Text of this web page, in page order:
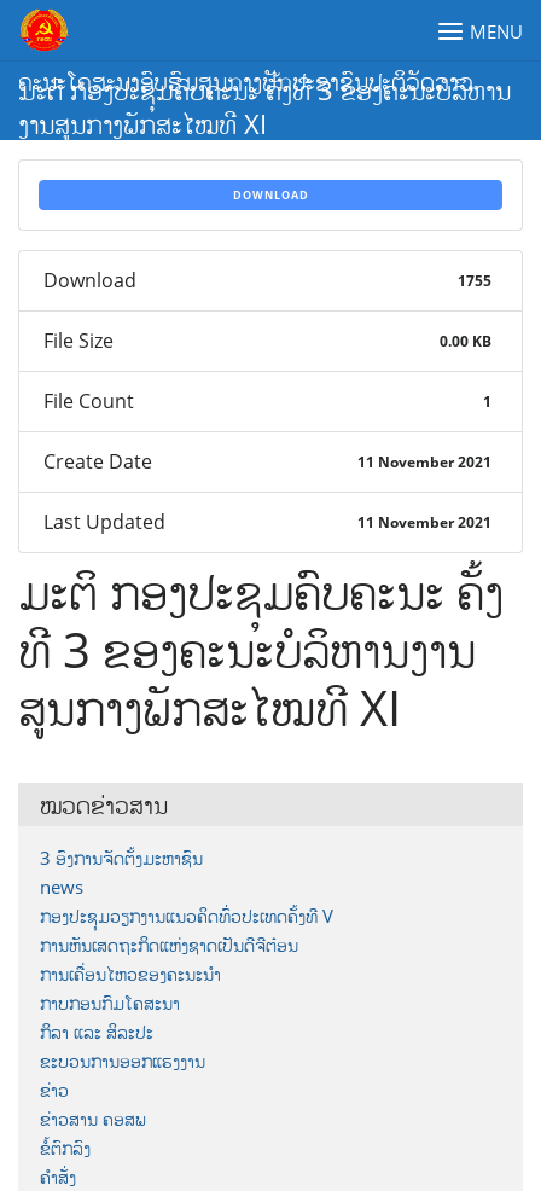
Skip
content
ຄະນະໂຄສະນາອົບຮົມສູນກາງພັກປະຊາຊົນປະຕິວັດລາວ
MENU
ມະຕິ ກອງປະຊຸມຄົບຄະນະ ຄັ້ງທີ 3 ຂອງຄະນະບໍລິຫານ
ງານສູນກາງພັກສະໄໝທີ XI
DOWNLOAD
Download 1755
File Size 0.00 KB
File Count 1
Create Date 11 November 2021
Last Updated 11 November 2021
ມະຕິ ກອງປະຊຸມຄົບຄະນະ ຄັ້ງ
ທີ 3 ຂອງຄະນະບໍລິຫານງານ
ສູນກາງພັກສະໄໝທີ XI
ໝວດຂ່າວສານ
3 ອົງການຈັດຕັ້ງມະຫາຊົນ
news
ກອງປະຊຸມວຽກງານແນວຄິດທົ່ວປະເທດຄັ້ງທີ V
ການຫັນເສດຖະກິດແຫ່ງຊາດເປັນດີຈີຕ໋ອນ
ການເຄື່ອນໄຫວຂອງຄະນະນຳ
ກາບກອນກົມໂຄສະນາ
ກິລາ ແລະ ສິລະປະ
ຂະບວນການອອກແຮງງານ
ຂ່າວ
ຂ່າວສານ ຄອສພ
ຂໍ້ຕົກລົງ
ຄຳສັ່ງ